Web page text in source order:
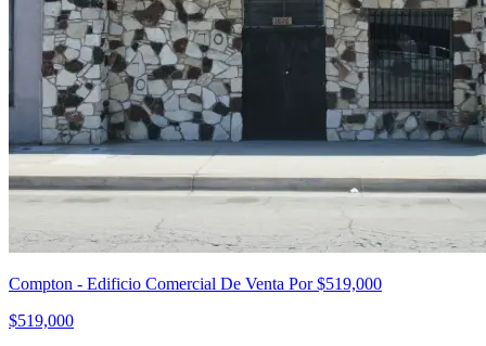
Compton - Edificio Comercial De Venta Por $519,000
$519,000